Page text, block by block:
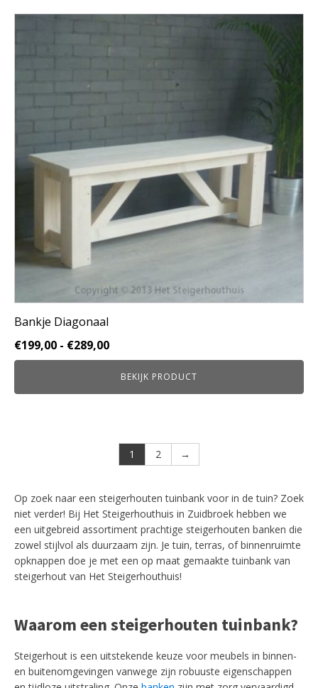
Bankje Diagonaal
€199,00 - €289,00Prijsklasse:
€199,00
tot
€289,00
BEKIJK PRODUCT
worden
1 2 →
Op zoek naar een steigerhouten tuinbank voor in de tuin? Zoek
niet verder! Bij Het Steigerhouthuis in Zuidbroek hebben we
een uitgebreid assortiment prachtige steigerhouten banken die
zowel stijlvol als duurzaam zijn. Je tuin, terras, of binnenruimte
opknappen doe je met een op maat gemaakte tuinbank van
steigerhout van Het Steigerhouthuis!
Waarom een steigerhouten tuinbank?
Steigerhout is een uitstekende keuze voor meubels in binnen-
en buitenomgevingen vanwege zijn robuuste eigenschappen